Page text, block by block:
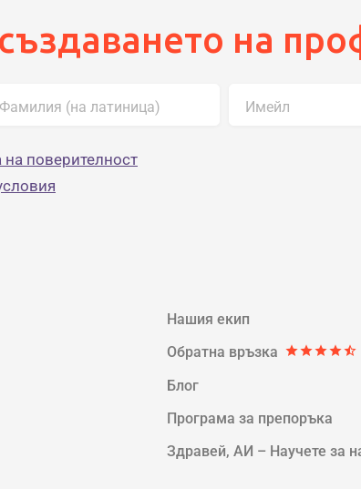
на
Фамилия (на латиница) Имейл
на поверителност
Нашия екип
Обратна връзка starstarstarstarstar_half
Блог
Програма за прeпоръка
Здравей, AИ – Научете за